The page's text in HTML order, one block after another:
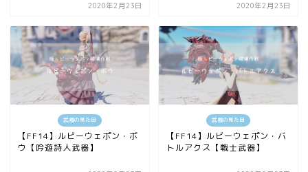
2020年2月23日 2020年2月23日
武器の見た目
【FF14】ルビーウェポン・ボ
ウ【吟遊詩人武器】
武器の見た目
【FF14】ルビーウェポン・バ
トルアクス【戦士武器】